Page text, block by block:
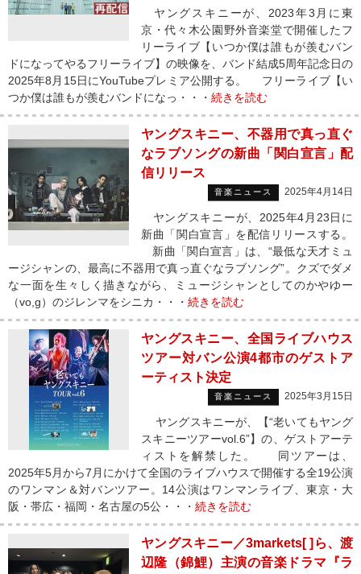
ヤングスキニーが、2023年3月に東
京・代々木公園野外音楽堂で開催したフ
リーライブ【いつか僕は誰もが羨むバン
ドになってやるフリーライブ】の映像を、バンド結成5周年記念日の
2025年8月15日にYouTubeプレミア公開する。 フリーライブ【い
つか僕は誰もが羨むバンドになっ・・・ 続きを読む
ヤングスキニー、不器用で真っ直ぐ
なラブソングの新曲「関白宣言」配
信リリース
音楽ニュース 2025年4月14日
ヤングスキニーが、2025年4月23日に
新曲「関白宣言」を配信リリースする。
新曲「関白宣言」は、“最低な天才ミュ
ージシャンの、最高に不器用で真っ直ぐなラブソング”。クズでダメ
な一面を生々しく描きながら、ミュージシャンとしてのかやゆー
（vo,g）のジレンマをシニカ・・・ 続きを読む
ヤングスキニー、全国ライブハウス
ツアー対バン公演4都市のゲストア
ーティスト決定
音楽ニュース 2025年3月15日
ヤングスキニーが、【“老いてもヤング
スキニーツアーvol.6”】の、ゲストアーテ
ィストを解禁した。 同ツアーは、
2025年5月から7月にかけて全国のライブハウスで開催する全19公演
のワンマン＆対バンツアー。14公演はワンマンライブ、東京・大
阪・帯広・福岡・名古屋の5公・・・ 続きを読む
ヤングスキニー／3markets[ ]ら、渡
辺隆（錦鯉）主演の音楽ドラマ『ラ